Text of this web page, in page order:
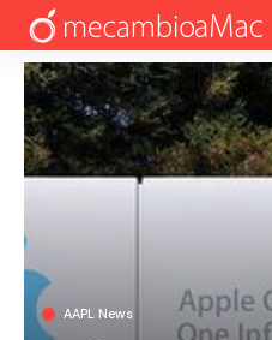
AAPL News